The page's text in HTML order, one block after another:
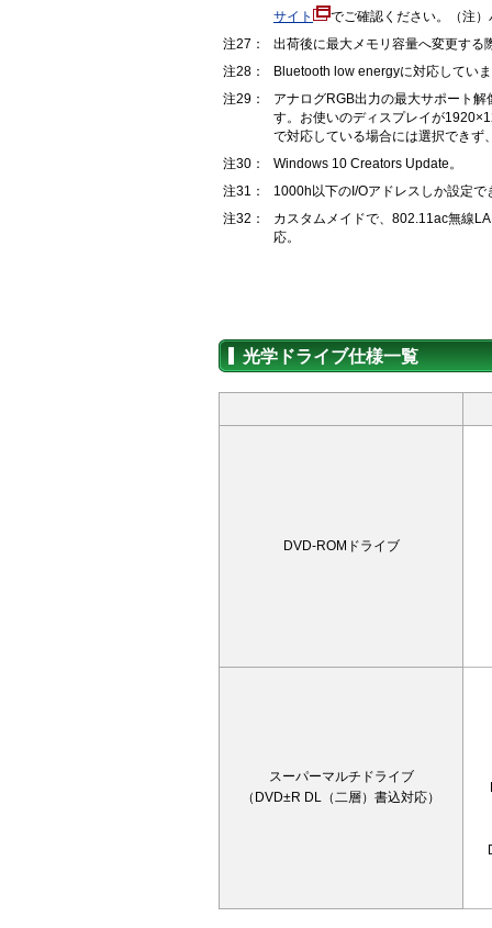
サイト
でご確認ください。（注
注27：
出荷後に最大メモリ容量へ変更する
注28：
Bluetooth low energyに対応してい
注29：
アナログRGB出力の最大サポート
す。お使いのディスプレイが
で対応している場合には選択でき
注30：
Windows 10 Creators Update。
注31：
1000h以下のI/Oアドレスしか設定
注32：
カスタムメイドで、802.11ac無線
応。
光学ドライブ仕様一覧
DVD-ROMドライブ
スーパーマルチドライブ
（DVD±R DL（二層）書込対応）